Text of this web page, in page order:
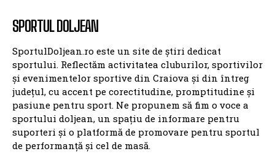
SPORTUL DOLJEAN
SportulDoljean.ro este un site de știri dedicat
sportului. Reflectăm activitatea cluburilor, sportivilor
și evenimentelor sportive din Craiova și din întreg
județul, cu accent pe corectitudine, promptitudine și
pasiune pentru sport. Ne propunem să fim o voce a
sportului doljean, un spațiu de informare pentru
suporteri și o platformă de promovare pentru sportul
de performanță și cel de masă.